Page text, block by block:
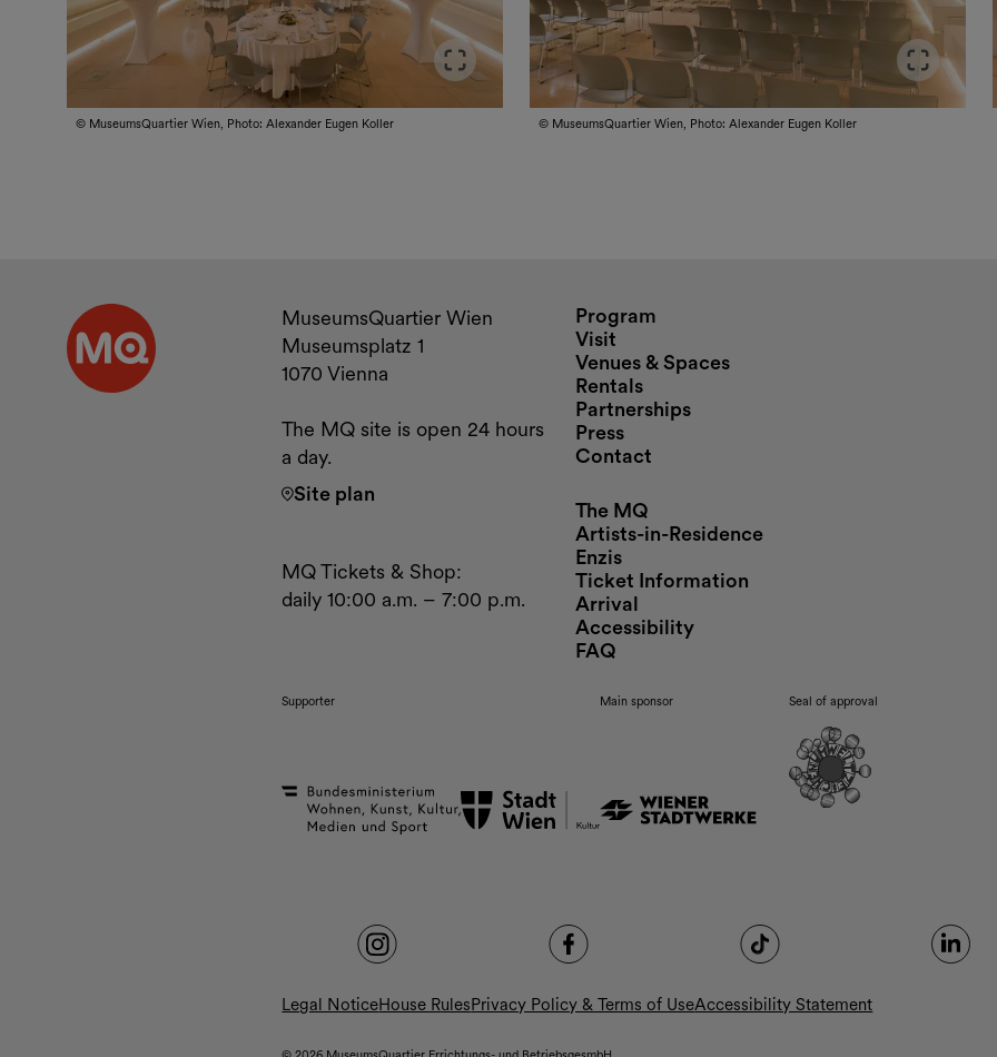
Slider im Vollbildmodus öffnen
© MuseumsQuartier Wien, Photo: Alexander Eugen Koller © MuseumsQuartier Wien, Photo: Alexander Eugen Koller
Contact and opening hours
MuseumsQuartier Wien
Museumsplatz 1
1070 Vienna
The MQ site is open 24 hours
a day.
Site plan
MQ Tickets & Shop:
daily 10:00 a.m. – 7:00 p.m.
Program
Visit
Venues & Spaces
Rentals
Partnerships
Press
Contact
The MQ
Artists-in-Residence
Enzis
Ticket Information
Arrival
Accessibility
FAQ
Supporter Main sponsor Seal of approval
Legal NoticeHouse RulesPrivacy Policy & Terms of UseAccessibility Statement